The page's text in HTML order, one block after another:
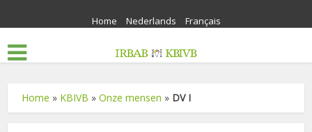
Home Nederlands Français
Home » KBIVB »Onze mensen » DV I